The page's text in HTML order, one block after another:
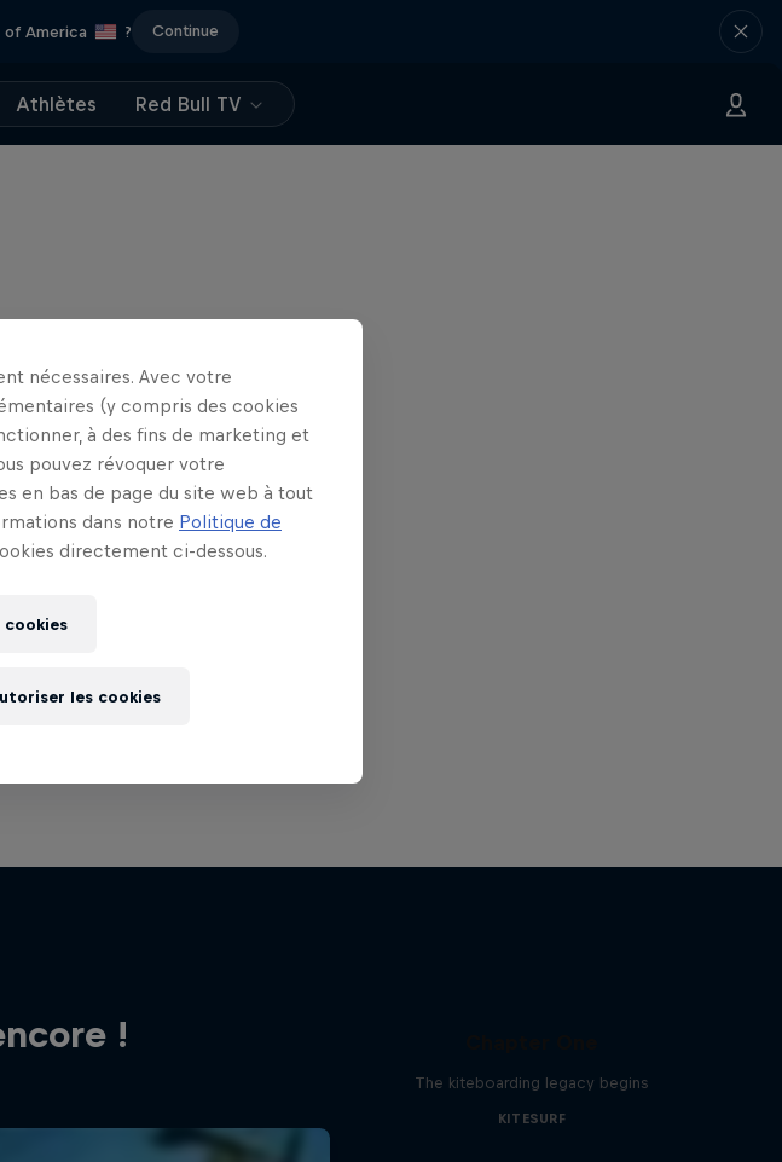
of America ? Continue
Athlètes Red Bull TV
!
The kiteboarding legacy begins
KITESURF
nécessaires. Avec votre
(y compris des cookies
à des fins de marketing et
pouvez révoquer votre
en bas de page du site web à tout
dans notre Politique de
directement ci-dessous.
cookies
les cookies